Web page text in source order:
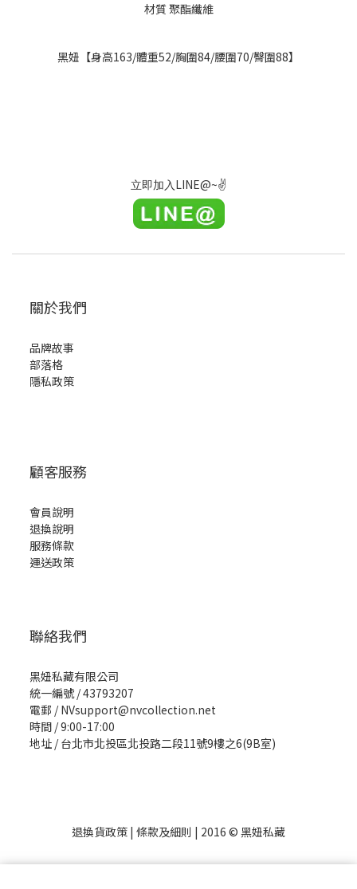
材質 聚酯纖維
黑妞【身高163/體重52/胸圍84/腰圍70/臀圍88】
立即加入 LINE@~✌
關於我們
品牌故事
部落格
隱私政策
顧客服務
會員說明
退換說明
服務條款
運送政策
聯絡我們
黑妞私藏有限公司
統一編號 / 43793207
電郵 / NVsupport@nvcollection.net
時間 / 9:00-17:00
地址 / 台北市北投區北投路二段11號9樓之6(9B室)
退換貨政策 | 條款及細則 | 2016 © 黑妞私藏